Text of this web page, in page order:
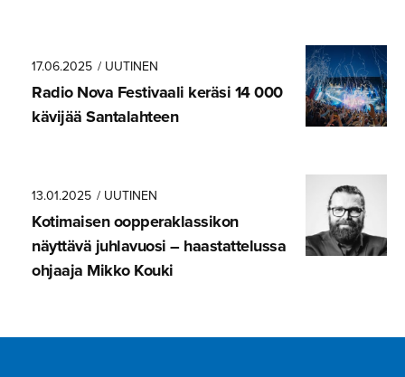
17.06.2025 / UUTINEN
Radio Nova Festivaali keräsi 14 000
kävijää Santalahteen
13.01.2025 / UUTINEN
Kotimaisen oopperak­las­sikon
näyttävä juhlavuosi – haastatte­lussa
ohjaaja Mikko Kouki